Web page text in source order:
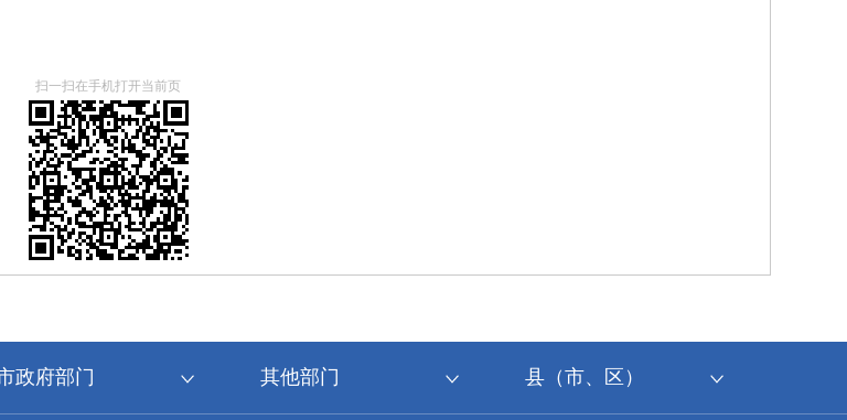
扫一扫在手机打开当前页
政府部门 其他部门 县（市、区）